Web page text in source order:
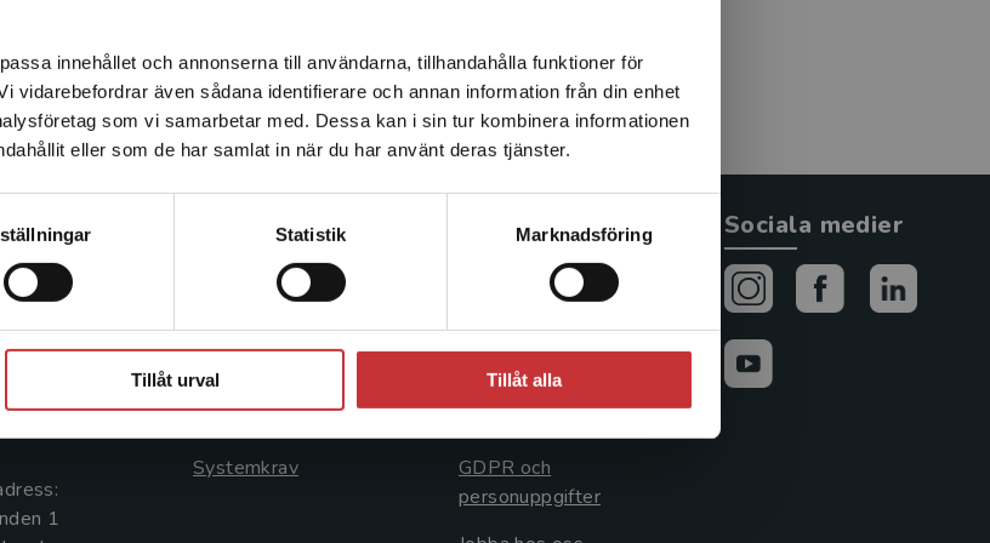
innehållet och annonserna till användarna, tillhandahålla funktioner för
vidarebefordrar även sådana identifierare och annan information från din enhet
som vi samarbetar med. Dessa kan i sin tur kombinera informationen
eller som de har samlat in när du har använt deras tjänster.
Statistik Marknadsföring
Tillåt urval Tillåt alla
som att du besöker studentlitteratur.se via en
Sverige. Vi erbjuder inte leveranser utanför
att kunna slutföra ett köp måste
vara i Sverige.Läs mer
förekomst av värk och andra arbetsrelaterade besvär.
oss
oss
00
1
Kundservice
Kontakta kundservice
046-31 21 00
Frågor och svar
Systemkrav
Allmänna länkar
Avtal och rättigheter
Cookies
GDPR och
personuppgifter
Sociala medier